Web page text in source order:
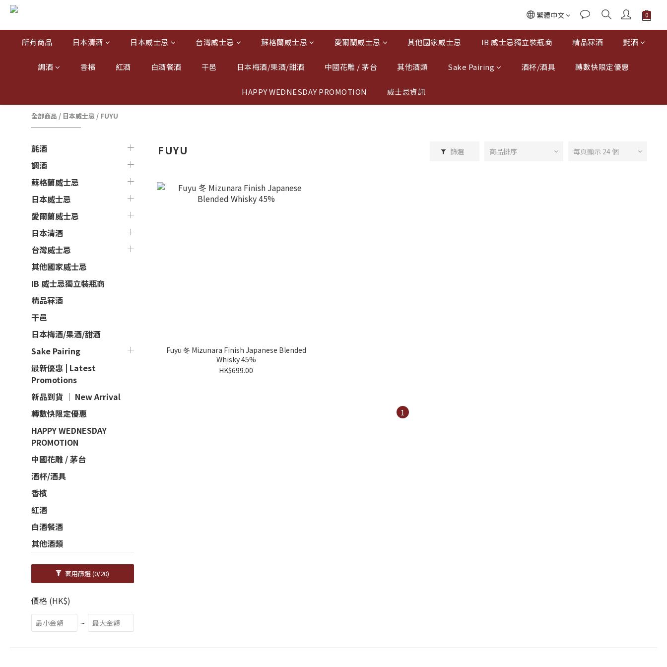
繁體中文
所有商品 日本清酒 日本威士忌 台灣威士忌 蘇格蘭威士忌 愛爾蘭威士忌 其他國家威士忌 IB 威士忌獨立裝瓶商 精品冧酒 氈酒
調酒 香檳 紅酒 白酒餐酒 干邑 日本梅酒/果酒/甜酒 中國花雕 / 茅台 其他酒類 Sake Pairing 酒杯/酒具 轉數快限定優惠
HAPPY WEDNESDAY PROMOTION 威士忌資訊
全部商品 / 日本威士忌 / FUYU
氈酒
調酒
蘇格蘭威士忌
日本威士忌
愛爾蘭威士忌
日本清酒
台灣威士忌
其他國家威士忌
IB 威士忌獨立裝瓶商
精品冧酒
干邑
日本梅酒/果酒/甜酒
Sake Pairing
最新優惠 | Latest
Promotions
新品到貨 ｜ New Arrival
轉數快限定優惠
HAPPY WEDNESDAY
PROMOTION
中國花雕 / 茅台
酒杯/酒具
香檳
紅酒
白酒餐酒
其他酒類
套用篩選(0/20)
價格 (HK$)
~
FUYU 篩選 商品排序 每頁顯示 24 個
Fuyu 冬 Mizunara Finish Japanese Blended
Whisky 45%
HK$699.00
1